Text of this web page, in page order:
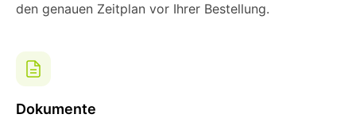
den genauen Zeitplan vor Ihrer Bestellung.
Dokumente